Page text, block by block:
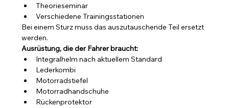
Theorieseminar
Verschiedene Trainingsstationen
Bei einem Sturz muss das auszutauschende Teil ersetzt
werden.
Ausrüstung, die der Fahrer braucht:
Integralhelm nach aktuellem Standard
Lederkombi
Motorradstiefel
Motorradhandschuhe
Rückenprotektor